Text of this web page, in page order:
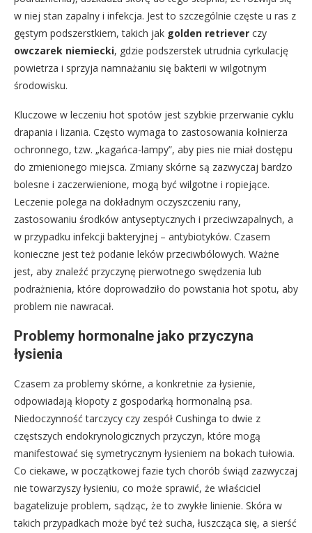
w niej stan zapalny i infekcja. Jest to szczególnie częste u ras z
gęstym podszerstkiem, takich jak golden retriever czy
owczarek niemiecki, gdzie podszerstek utrudnia cyrkulację
powietrza i sprzyja namnażaniu się bakterii w wilgotnym
środowisku.
Kluczowe w leczeniu hot spotów jest szybkie przerwanie cyklu
drapania i lizania. Często wymaga to zastosowania kołnierza
ochronnego, tzw. „kagańca-lampy”, aby pies nie miał dostępu
do zmienionego miejsca. Zmiany skórne są zazwyczaj bardzo
bolesne i zaczerwienione, mogą być wilgotne i ropiejące.
Leczenie polega na dokładnym oczyszczeniu rany,
zastosowaniu środków antyseptycznych i przeciwzapalnych, a
w przypadku infekcji bakteryjnej – antybiotyków. Czasem
konieczne jest też podanie leków przeciwbólowych. Ważne
jest, aby znaleźć przyczynę pierwotnego swędzenia lub
podrażnienia, które doprowadziło do powstania hot spotu, aby
problem nie nawracał.
Problemy hormonalne jako przyczyna
łysienia
Czasem za problemy skórne, a konkretnie za łysienie,
odpowiadają kłopoty z gospodarką hormonalną psa.
Niedoczynność tarczycy czy zespół Cushinga to dwie z
częstszych endokrynologicznych przyczyn, które mogą
manifestować się symetrycznym łysieniem na bokach tułowia.
Co ciekawe, w początkowej fazie tych chorób świąd zazwyczaj
nie towarzyszy łysieniu, co może sprawić, że właściciel
bagatelizuje problem, sądząc, że to zwykłe linienie. Skóra w
takich przypadkach może być też sucha, łuszcząca się, a sierść